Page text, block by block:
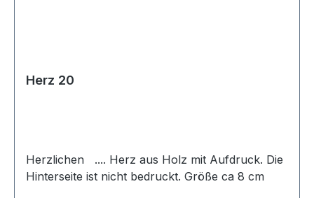
Herz 20
Herzlichen .... Herz aus Holz mit Aufdruck. Die
Hinterseite ist nicht bedruckt. Größe ca 8 cm